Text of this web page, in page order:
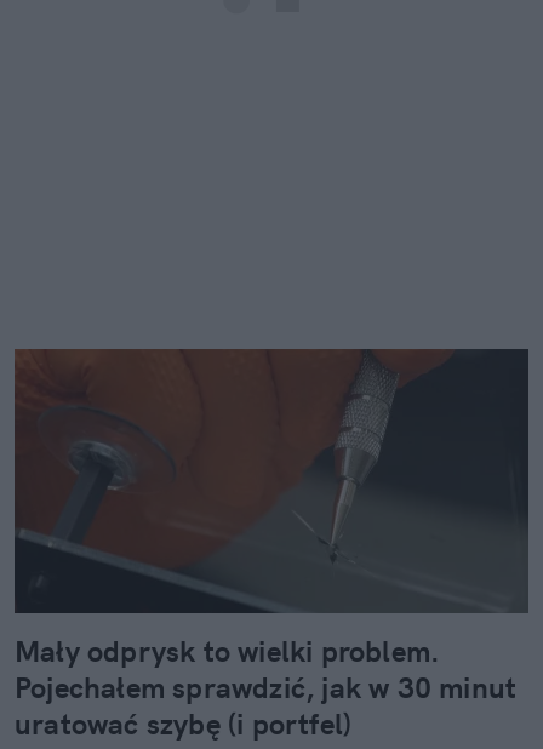
Mały odprysk to wielki problem.
Pojechałem sprawdzić, jak w 30 minut
uratować szybę (i portfel)